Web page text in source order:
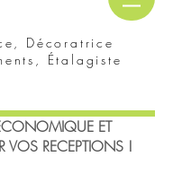
Décoratrice
Étalagiste
ET
VOS RECEPTIONS !